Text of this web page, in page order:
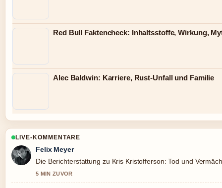
Red Bull Faktencheck: Inhaltsstoffe, Wirkung,
Alec Baldwin: Karriere, Rust-Unfall und Familie
LIVE-KOMMENTARE
Felix Meyer
Die Berichterstattung zu Kris Kristofferson: Tod und
5 MIN ZUVOR